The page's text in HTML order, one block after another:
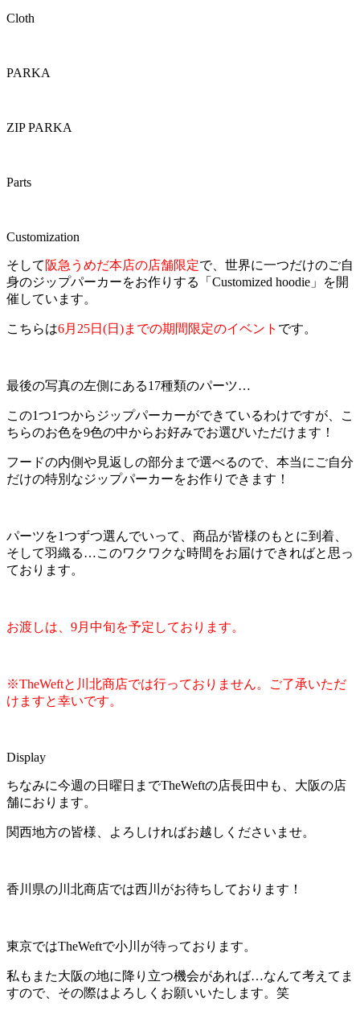
Cloth
PARKA
ZIP PARKA
Parts
Customization
そして 阪急うめだ本店の店舗限定で、世界に一つだけのご自
身のジップパーカーをお作りする「Customized hoodie」を開
催しています。
こちらは6月25日(日)までの期間限定のイベント です。
最後の写真の左側にある17種類のパーツ…
この1つ1つからジップパーカーができているわけですが、こ
ちらのお色を9色の中からお好みでお選びいただけます！
フードの内側や見返しの部分まで選べるので、本当にご自分
だけの特別なジップパーカーをお作りできます！
パーツを1つずつ選んでいって、商品が皆様のもとに到着、
そして羽織る…このワクワクな時間をお届けできればと思っ
ております。
お渡しは、9月中旬を予定しております。
※TheWeftと川北商店では行っておりません。ご了承いただ
けますと幸いです。
Display
ちなみに今週の日曜日までTheWeftの店長田中も、大阪の店
舗におります。
関西地方の皆様、よろしければお越しくださいませ。
香川県の川北商店では西川がお待ちしております！
東京ではTheWeftで小川が待っております。
私もまた大阪の地に降り立つ機会があれば…なんて考えてま
すので、その際はよろしくお願いいたします。笑